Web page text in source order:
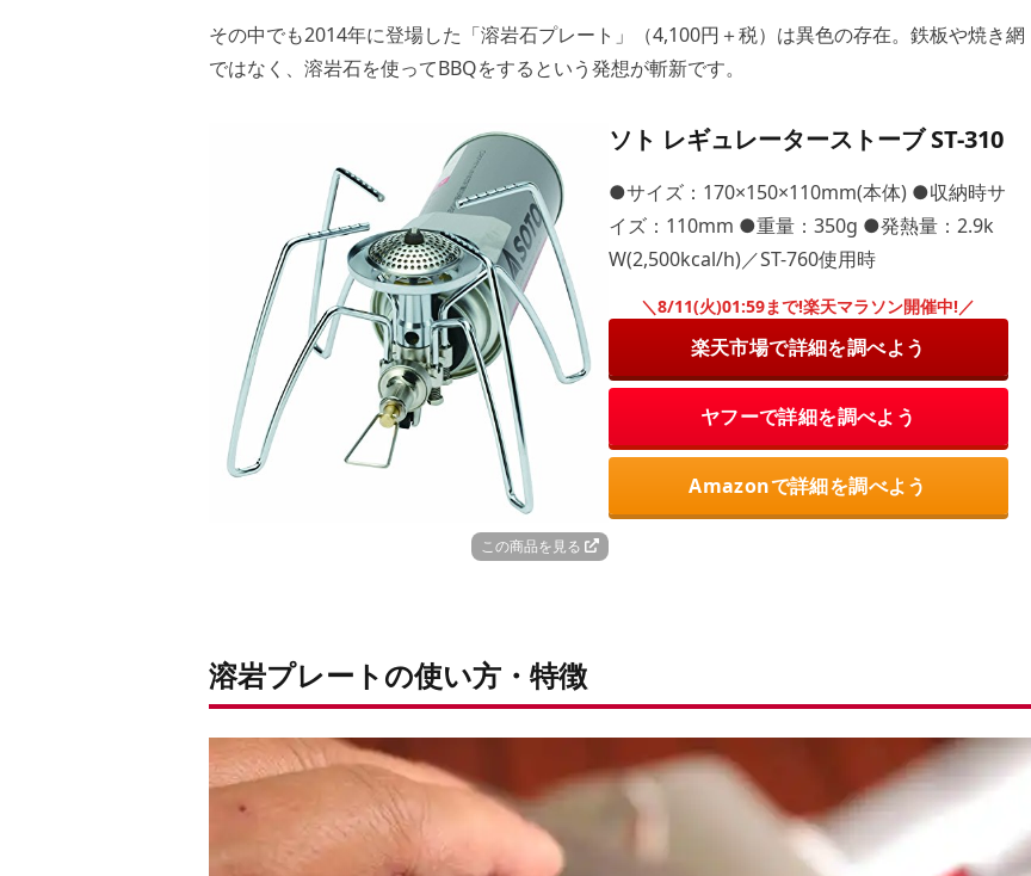
その中でも2014年に登場した「溶岩石プレート」（4,100円＋税）は異色の存在。鉄板や焼き網
ではなく、溶岩石を使ってBBQをするという発想が斬新です。
この商品を見る
ソト レギュレーターストーブ ST-310
●サイズ：170×150×110mm(本体) ●収納時サ
イズ：110mm ●重量：350g ●発熱量：2.9k
W(2,500kcal/h)／ST-760使用時
＼8/11(火)01:59まで!楽天マラソン開催中!／
楽天市場で詳細を調べよう
ヤフーで詳細を調べよう
Amazonで詳細を調べよう
溶岩プレートの使い方・特徴